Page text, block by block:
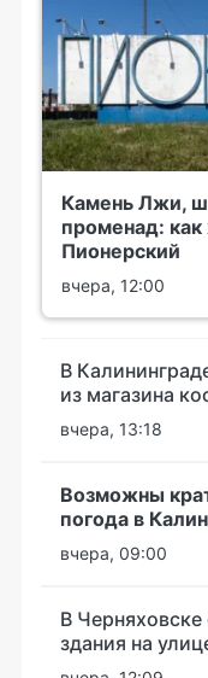
Камень Лжи,
променад:
Пионерский
вчера, 12:00
В
из магазина
вчера, 13:18
Возможны
погода в
вчера, 09:00
В Черняховске
здания на